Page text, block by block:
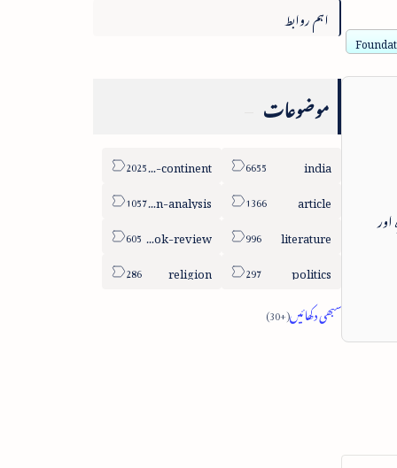
اہم روابط
موضوعات
india
sub-continent
article
column-analysis
literature
book-review
politics
religion